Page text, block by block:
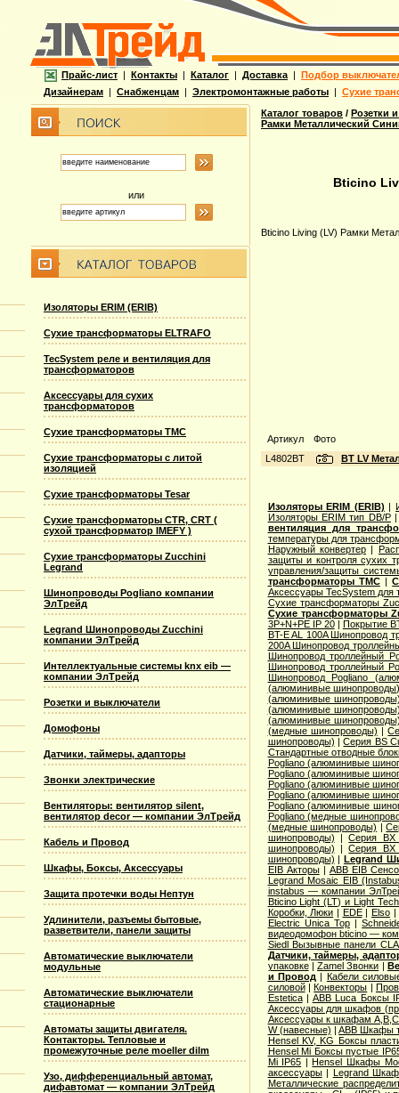
Прайс-лист | Контакты | Каталог | Доставка | Подбор
Дизайнерам | Снабженцам | Электромонтажные работы | Сухие
или
Изоляторы ERIM (ERIB)
Сухие трансформаторы ELTRAFO
TecSystem реле и вентиляция для
трансформаторов
Аксессуары для сухих
трансформаторов
Сухие трансформаторы TMC
Сухие трансформаторы с литой
изоляцией
Сухие трансформаторы Tesar
Сухие трансформаторы CTR, CRT (
сухой трансформатор IMEFY )
Сухие трансформаторы Zucchini
Legrand
Шинопроводы Pogliano компании
ЭлТрейд
Legrand Шинопроводы Zucchini
компании ЭлТрейд
Интеллектуальные системы knx eib —
компании ЭлТрейд
Розетки и выключатели
Домофоны
Датчики, таймеры, адапторы
Звонки электрические
Вентиляторы: вентилятор silent,
вентилятор decor — компании ЭлТрейд
Кабель и Провод
Шкафы, Боксы, Аксессуары
Защита протечки воды Нептун
Удлинители, разъемы бытовые,
разветвители, панели защиты
Автоматические выключатели
модульные
Автоматические выключатели
стационарные
Автоматы защиты двигателя.
Контакторы. Тепловые и
промежуточные реле moeller dilm
Узо, дифференциальный автомат,
дифавтомат — компании ЭлТрейд
Каталог товаров / Розетки
Рамки Металлический
Bticino
Bticino Living (LV) Рамки
Артикул
Фото
L4802BT
BT LV
Изоляторы ERIM (ERIB) |
Изоляторы ERIM тип DB/P
вентиляция для
температуры для
Наружный конвертер |
защиты и контроля сухих
управления/защиты
трансформаторы TMC|
Аксессуары TecSystem для
Сухие трансформаторы
Сухие трансформаторы
3P+N+PE IP 20| Покрытие
BT-E AL 100A Шинопровод
200A Шинопровод
Шинопровод троллейный
Шинопровод троллейный
Шинопровод Pogliano
(алюминивые
(алюминивые
(алюминивые
(алюминивые
(медные шинопроводы) |
шинопроводы) |Серия ВS
Стандартные отводные
Pogliano (алюминивые
Pogliano (алюминивые
Pogliano (алюминивые
Pogliano (алюминивые
Pogliano (алюминивые
Pogliano (медные
(медные шинопроводы) |
шинопроводы) |Серия ВХ
шинопроводы) |Серия ВХ
шинопроводы) | Legrand
EIB Акторы| ABB EIB
Legrand Mosaic ЕIB
instabus — компании
Bticino Light (LT) и Light
Коробки, Люки | EDE| Elso|
Electric Unica Top|
видеодомофон bticino —
Siedl Вызывные панели
Датчики, таймеры,
упаковке|Zamel Звонки |
и Провод | Кабели
силовой|Конвекторы |
Estetica| ABB Luca Боксы
Аксессуары для шкафов
Аксессуары к шкафам
W (навесные) |ABB Шкафы
Hensel KV, KG Боксы
Hensel Mi Боксы пустые
Mi IP65 |Hensel Шкафы
аксессуары| Legrand
Металлические